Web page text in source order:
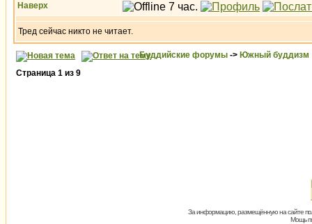
Наверх
Тред сейчас никто не читает.
Буддийские форумы -> Южный буддизм
Страница 1 из 9
За информацию, размещённую на сайте
Мощь